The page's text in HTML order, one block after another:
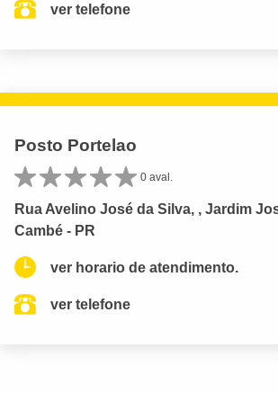
ver telefone
Posto Portelao
0 aval.
Rua Avelino José da Silva, , Jardim
Cambé - PR
ver horario de atendimento.
ver telefone